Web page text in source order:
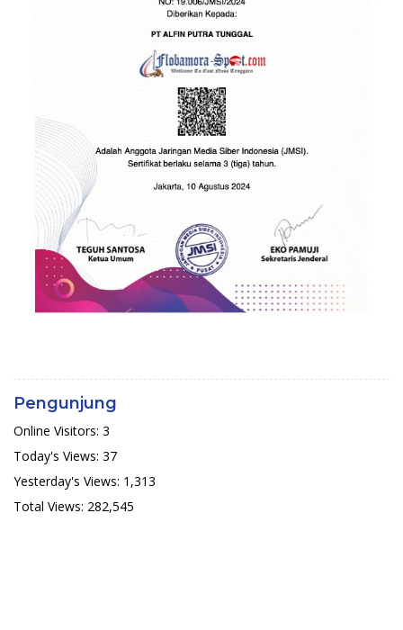
Pengunjung
Online Visitors: 3
Today's Views: 37
Yesterday's Views: 1,313
Total Views: 282,545